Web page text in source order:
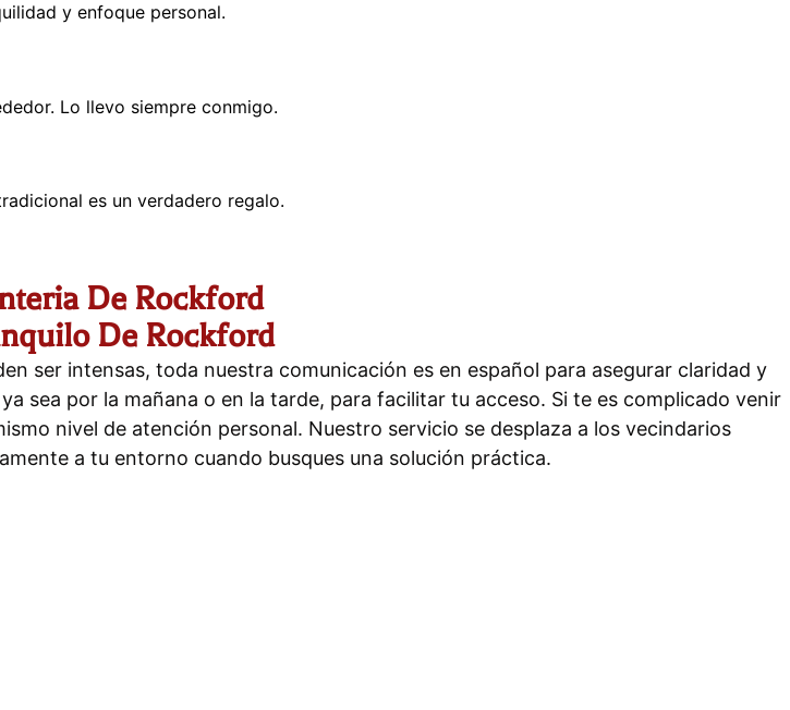
y enfoque personal.
Lo llevo siempre conmigo.
es un verdadero regalo.
De Rockford
De Rockford
ser intensas, toda nuestra comunicación es en español para asegurar claridad y
sea por la mañana o en la tarde, para facilitar tu acceso. Si te es complicado venir
nivel de atención personal. Nuestro servicio se desplaza a los vecindarios
a tu entorno cuando busques una solución práctica.